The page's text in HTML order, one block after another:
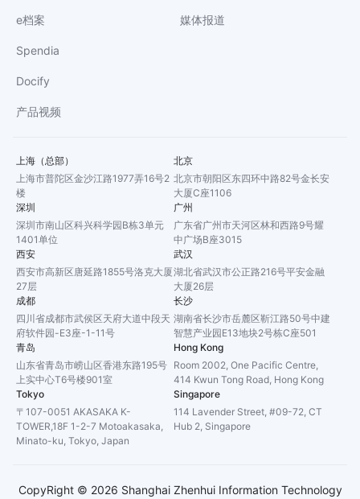
e档案
Spendia
Docify
产品视频
媒体报道
上海（总部）
上海市普陀区金沙江路1977弄16号2
楼
北京
北京市朝阳区东四环中路82号金长安
大厦C座1106
深圳
深圳市南山区科兴科学园B栋3单元
1401单位
广州
广东省广州市天河区林和西路9号耀
中广场B座3015
西安
西安市高新区唐延路1855号洛克大厦
27层
武汉
湖北省武汉市公正路216号平安金融
大厦26层
成都
四川省成都市武侯区天府大道中段天
府软件园-E3座-1-11号
长沙
湖南省长沙市岳麓区靳江路50号中建
智慧产业园E13地块2号栋C座501
青岛
山东省青岛市崂山区香港东路195号
上实中心T6号楼901室
Hong Kong
Room 2002, One Pacific Centre,
414 Kwun Tong Road, Hong Kong
Tokyo
〒107-0051 AKASAKA K-
TOWER,18F 1-2-7 Motoakasaka,
Minato-ku, Tokyo, Japan
Singapore
114 Lavender Street, #09-72, CT
Hub 2, Singapore
CopyRight © 2026 Shanghai Zhenhui Information Technology